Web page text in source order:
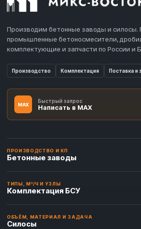
Производим бетонные заводы и силосы.
промышленные бетоносмесители,
комплектующие и запчасти по России и
Производство Комплектация Поставка и
MAX
Быстрый запрос
Написать в MAX
ПРОИЗВОДСТВО И КП
Бетонные заводы
ТИПЫ, М³/Ч И УЗЛЫ
Комплектация БСУ
ОБЪЁМ, МАТЕРИАЛ И ЗАДАЧА
Силосы